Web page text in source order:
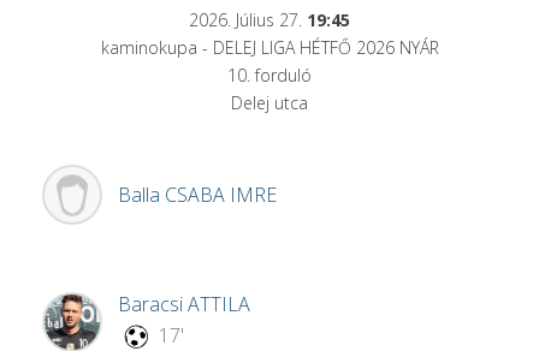
2026. Július 27. 19:45
kaminokupa - DELEJ LIGA HÉTFŐ 2026 NYÁR
10. forduló
Delej utca
Balla CSABA IMRE
BaracsiATTILA
17'